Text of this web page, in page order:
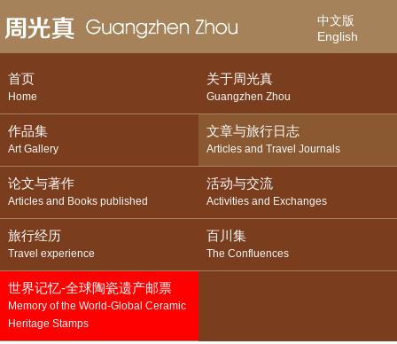
中文版
English
首页
Home
关于周光真
Guangzhen Zhou
作品集
Art Gallery
文章与旅行日志
Articles and Travel Journals
论文与著作
Articles and Books published
活动与交流
Activities and Exchanges
旅行经历
Travel experience
百川集
The Confluences
世界记忆-全球陶瓷遗产邮票
Memory of the World-Global Ceramic
Heritage Stamps